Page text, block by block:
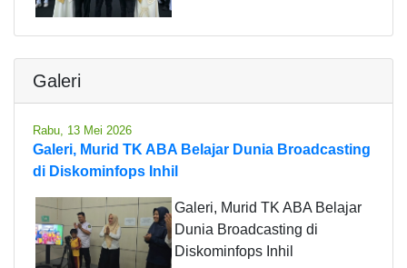
Galeri
Rabu, 13 Mei 2026
Galeri, Murid TK ABA Belajar Dunia Broadcasting
di Diskominfops Inhil
Galeri, Murid TK ABA Belajar
Dunia Broadcasting di
Diskominfops Inhil